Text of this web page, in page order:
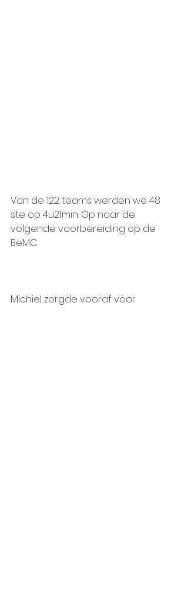
Van de 122 teams werden we 48
ste op 4u21min. Op naar de
volgende voorbereiding op de
BeMC
Michiel zorgde vooraf voor